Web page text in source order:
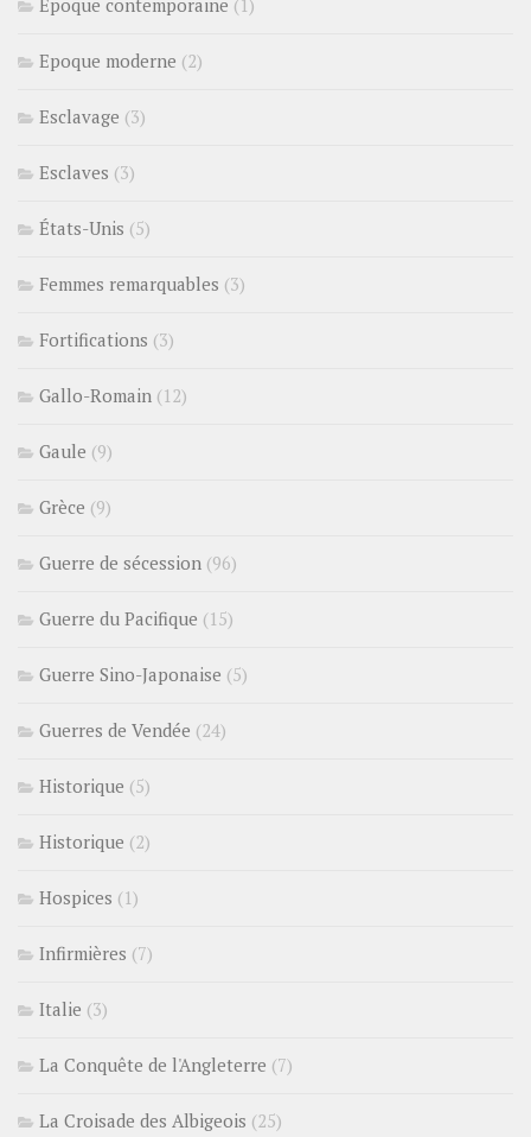
Epoque contemporaine (1)
Epoque moderne (2)
Esclavage (3)
Esclaves (3)
États-Unis (5)
Femmes remarquables (3)
Fortifications (3)
Gallo-Romain (12)
Gaule (9)
Grèce (9)
Guerre de sécession (96)
Guerre du Pacifique (15)
Guerre Sino-Japonaise (5)
Guerres de Vendée (24)
Historique (5)
Historique (2)
Hospices (1)
Infirmières (7)
Italie (3)
La Conquête de l'Angleterre (7)
La Croisade des Albigeois (25)